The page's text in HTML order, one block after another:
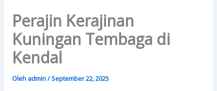
kontenPerajin Kerajinan
Kuningan Tembaga di
Kendal
Oleh admin/September 22, 2025